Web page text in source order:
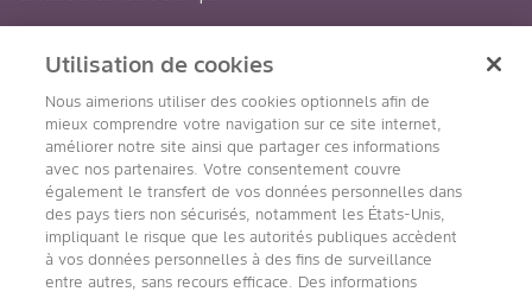
Suivez nous
Utilisation de cookies
Nous aimerions utiliser des cookies optionnels afin de
mieux comprendre votre navigation sur ce site internet,
améliorer notre site ainsi que partager ces informations
avec nos partenaires. Votre consentement couvre
également le transfert de vos données personnelles dans
des pays tiers non sécurisés, notamment les États-Unis,
impliquant le risque que les autorités publiques accèdent
à vos données personnelles à des fins de surveillance
entre autres, sans recours efficace. Des informations